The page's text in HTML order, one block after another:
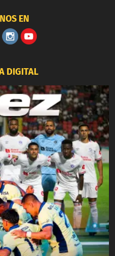
EN
DIGITAL